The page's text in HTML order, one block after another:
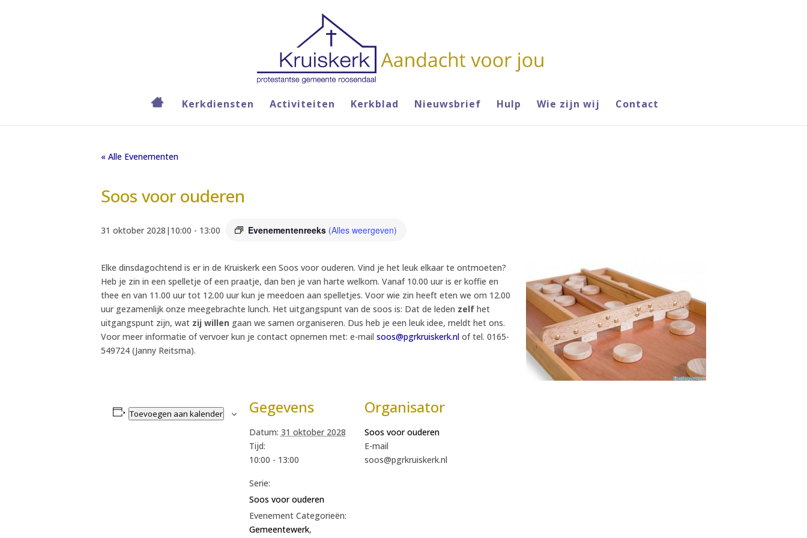
Kerkdiensten Activiteiten Kerkblad Nieuwsbrief Hulp Wie zijn wij Contact
« Alle Evenementen
Soos voor ouderen
31 oktober 2028|10:00 - 13:00 Evenementenreeks (Alles weergeven)
Elke dinsdagochtend is er in de Kruiskerk een Soos voor ouderen. Vind je het leuk elkaar te ontmoeten?
Heb je zin in een spelletje of een praatje, dan ben je van harte welkom. Vanaf 10.00 uur is er koffie en
thee en van 11.00 uur tot 12.00 uur kun je meedoen aan spelletjes. Voor wie zin heeft eten we om 12.00
uur gezamenlijk onze meegebrachte lunch. Het uitgangspunt van de soos is: Dat de leden zelf het
uitgangspunt zijn, wat zij willen gaan we samen organiseren. Dus heb je een leuk idee, meldt het ons.
Voor meer informatie of vervoer kun je contact opnemen met: e-mail soos@pgrkruiskerk.nl of tel. 0165-
549724 (Janny Reitsma).
Toevoegen aan kalender Gegevens
Datum: 31 oktober 2028
Tijd:
10:00 - 13:00
Serie:
Soos voor ouderen
Evenement Categorieën:
Gemeentewerk,
Organisator
Soos voor ouderen
E-mail
soos@pgrkruiskerk.nl